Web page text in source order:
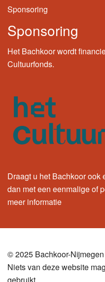
Sponsoring
Sponsoring
Het Bachkoor wordt
Cultuurfonds.
Draagt u het Bachkoor ook
dan met een eenmalige of
meer informatie
© 2025 Bachkoor-Nijmegen
Niets van deze website